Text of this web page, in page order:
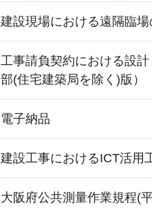
建設現場における遠隔臨
工事請負契約における設
部(住宅建築局を除く)版）
電子納品
建設工事におけるICT活用
大阪府公共測量作業規程(